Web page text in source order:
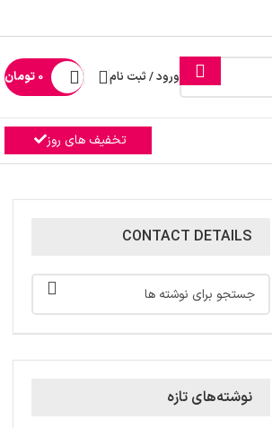
ورود / ثبت نام 0 تومان
تخفیف های روز
CONTACT DETAILS
نوشته‌های تازه